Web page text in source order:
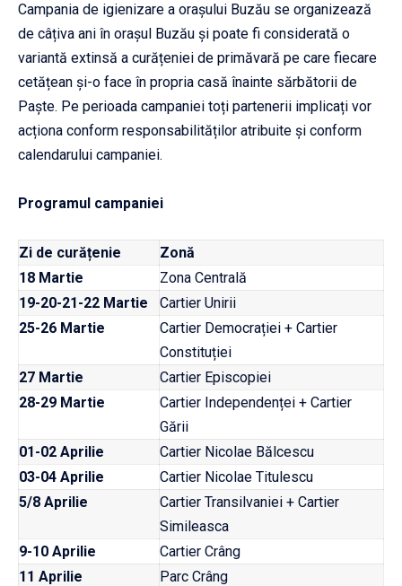
Campania de igienizare a orașului Buzău se organizează
de câțiva ani în orașul Buzău și poate fi considerată o
variantă extinsă a curățeniei de primăvară pe care fiecare
cetățean și-o face în propria casă înainte sărbătorii de
Paște. Pe perioada campaniei toți partenerii implicați vor
acționa conform responsabilităților atribuite și conform
calendarului campaniei.
Programul campaniei
Zi de curățenie
Zonă
18 Martie
Zona Centrală
19-20-21-22 Martie
Cartier Unirii
25-26 Martie
Cartier Democrației + Cartier
Constituției
27 Martie
Cartier Episcopiei
28-29 Martie
Cartier Independenței + Cartier
Gării
01-02 Aprilie
Cartier Nicolae Bălcescu
03-04 Aprilie
Cartier Nicolae Titulescu
5/8 Aprilie
Cartier Transilvaniei + Cartier
Simileasca
9-10 Aprilie
Cartier Crâng
11 Aprilie
Parc Crâng